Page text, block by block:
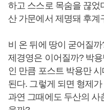
하고 스스로 목숨을 끊었
산 가문에서 제명돼 후
비 온 뒤에 땅이 굳어질
제경영은 이어질까? 박
인 만큼 포스트 박용만
된다. 그렇게 되면 형제가
과연 그때에도 두산의 사